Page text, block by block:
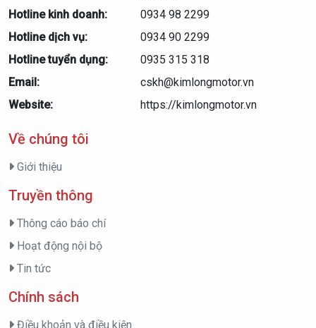
Hotline kinh doanh:
0934 98 2299
Hotline dịch vụ:
0934 90 2299
Hotline tuyển dụng:
0935 315 318
Email:
cskh@kimlongmotor.vn
Website:
https://kimlongmotor.vn
Về chúng tôi
Giới thiệu
Truyền thông
Thông cáo báo chí
Hoạt động nội bộ
Tin tức
Chính sách
Điều khoản và điều kiện